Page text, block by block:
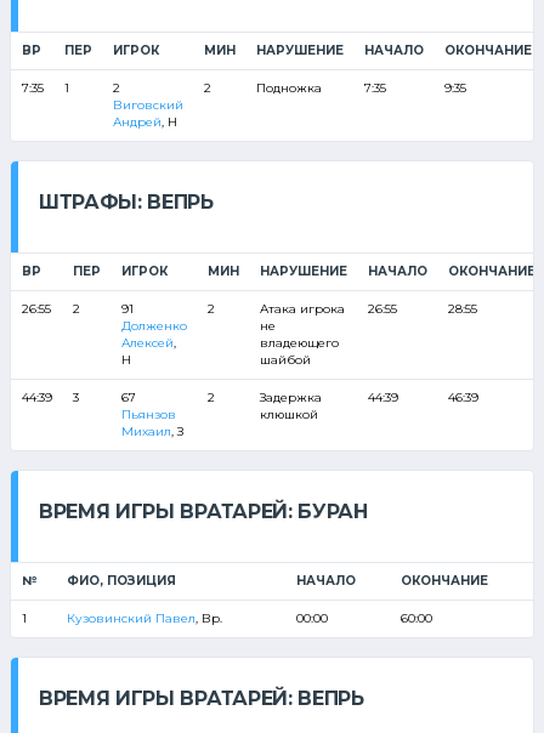
ВР ПЕР ИГРОК МИН НАРУШЕНИЕ НАЧАЛО ОКОНЧАНИЕ
7:35 1
2
Виговский
Андрей , Н
2 Подножка 7:35 9:35
ШТРАФЫ: ВЕПРЬ
ВР ПЕР ИГРОК МИН НАРУШЕНИЕ НАЧАЛО ОКОНЧАНИЕ
26:55 2
91
Долженко
Алексей
Н
2
Атака игрока
не
владеющего
шайбой
26:55 28:55
44:39 3
67
Пьянзов
Михаил , З
2
Задержка
клюшкой
44:39 46:39
ВРЕМЯ ИГРЫ ВРАТАРЕЙ: БУРАН
№ ФИО, ПОЗИЦИЯ НАЧАЛО ОКОНЧАНИЕ
1 Кузовинский Павел , Вр. 00:00 60:00
ВРЕМЯ ИГРЫ ВРАТАРЕЙ: ВЕПРЬ